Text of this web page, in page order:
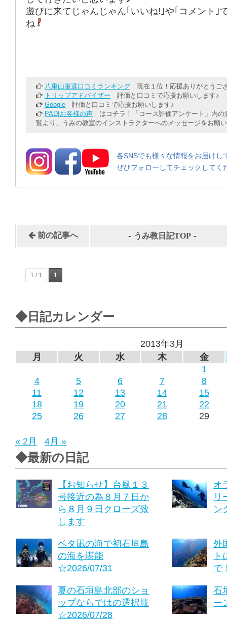
遊びに来てじゃんじゃん｢いいね!｣や｢コメント｣
ね
八重山厳選口コミランキング 現在１位！応援ありがとうご
トリップアドバイザー 評価と口コミで応援お願いします♪
Google 評価と口コミで応援お願いします♪
PADIお客様の声 はコチラ！「コース評価アンケート」内の
覧より、うみの教室のインストラクターへのメッセージをお願
各SNSでも様々な情報をお届けし
ぜひフォローしてチェックしてく
前の記事へ - うみ教日記TOP -
1 / 1 1
◆日記カレンダー
2013年3月
月
火 水 木
金
1
4
5 6 7
8
11
12 13 14
15
18
19 20 21
22
25
26 27 28 29
« 2月 4月 »
◆最新の日記
【お知らせ】台風１３
号接近の為８月７日か
ら８月９日クローズ致
します
オ
リ
ン
ベタ凪の海で初石垣島
の海を堪能
☆2026/07/31
外
ト
で
夏の石垣島北部のショ
ップならではの選択肢
☆2026/07/28
石
ー